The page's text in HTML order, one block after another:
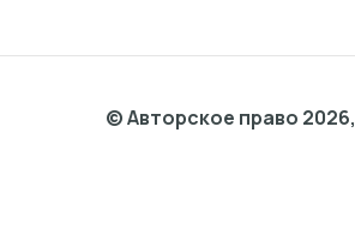
© Авторское право